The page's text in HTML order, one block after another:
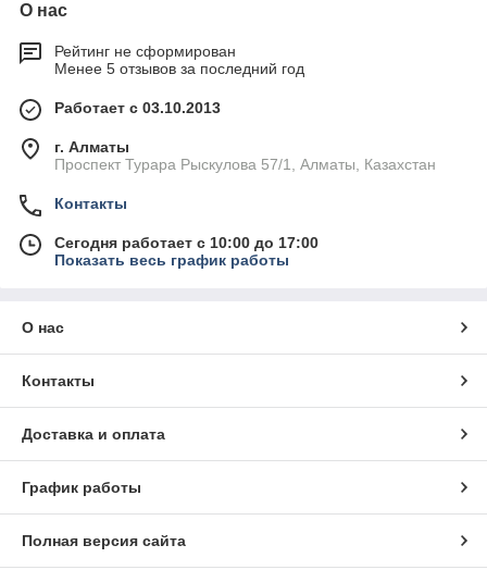
О нас
Рейтинг не сформирован
Менее 5 отзывов за последний год
Работает с 03.10.2013
г. Алматы
Проспект Турара Рыскулова 57/1, Алматы, Казахстан
Контакты
Сегодня работает с 10:00 до 17:00
Показать весь график работы
О нас
Контакты
Доставка и оплата
График работы
Полная версия сайта